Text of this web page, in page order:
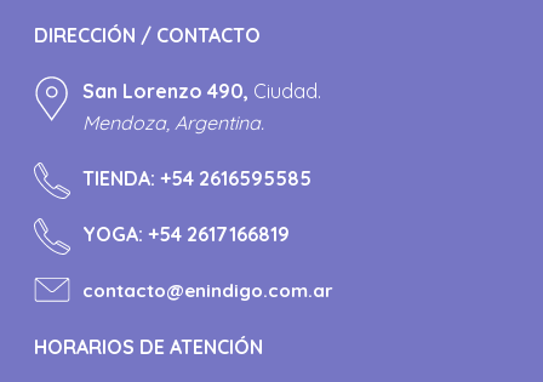
DIRECCIÓN / CONTACTO
San Lorenzo 490, Ciudad.
Mendoza, Argentina.
TIENDA:+54 2616595585
YOGA:+54 2617166819
contacto@enindigo.com.ar
HORARIOS DE ATENCIÓN